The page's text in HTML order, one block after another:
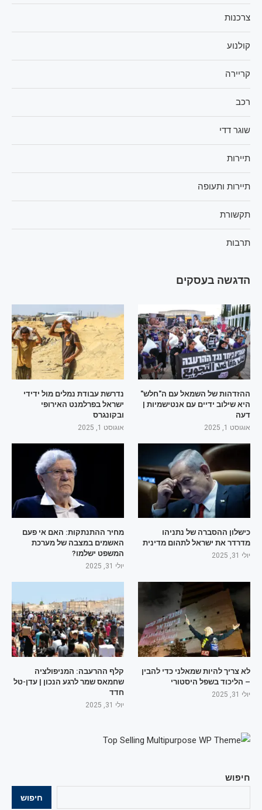
חיפוש
חיפוש
צרכנות
קולנוע
קריירה
רכב
שוגר דדי
תיירות
תיירות ותעופה
תקשורת
תרבות
הדגשה בעסקים
ההזדהות של השמאל עם ה"חלש"
היא שילוב ידיים עם אנטישמיות |
דעה
אוגוסט 1, 2025
נדרשת עבודת נמלים מול ידידי
ישראל בפרלמנט האירופי
ובקונגרס
אוגוסט 1, 2025
כישלון ההסברה של נתניהו
מדרדר את ישראל לתהום מדינית
יולי 31, 2025
מחיר ההתנתקות: האם אי פעם
האשמים במצבה של מערכת
המשפט ישלמו?
יולי 31, 2025
לא צריך להיות שמאלני כדי להבין
– הליכוד בשפל היסטורי
יולי 31, 2025
קלף ההרעבה: המניפולציה
שחמאס שמר לרגע הנכון | עדן-טל
חדד
יולי 31, 2025